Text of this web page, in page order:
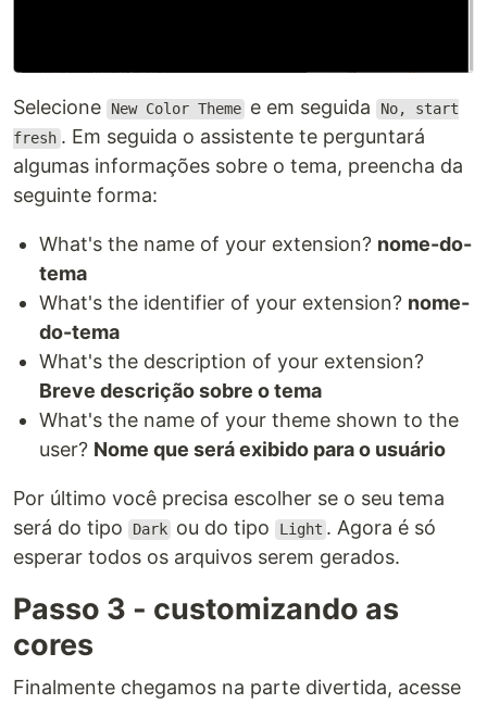
Selecione New Color Theme e em seguida No, start
fresh . Em seguida o assistente te perguntará
algumas informações sobre o tema, preencha da
seguinte forma:
What's the name of your extension? nome-do-
tema
What's the identifier of your extension? nome-
do-tema
What's the description of your extension?
Breve descrição sobre o tema
What's the name of your theme shown to the
user? Nome que será exibido para o usuário
Por último você precisa escolher se o seu tema
será do tipo
Dark ou do tipo Light . Agora é só
esperar todos os arquivos serem gerados.
Passo 3 - customizando as
cores
Finalmente chegamos na parte divertida, acesse